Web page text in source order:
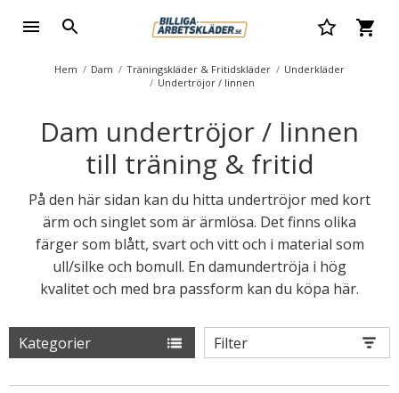
Hem Dam Träningskläder & Fritidskläder
Underkläder
Undertröjor / linnen
Dam undertröjor / linnen
till träning & fritid
På den här sidan kan du hitta undertröjor med kort
ärm och singlet som är ärmlösa. Det finns olika
färger som blått, svart och vitt och i material som
ull/silke och bomull. En damundertröja i hög
kvalitet och med bra passform kan du köpa här.
Kategorier Filter